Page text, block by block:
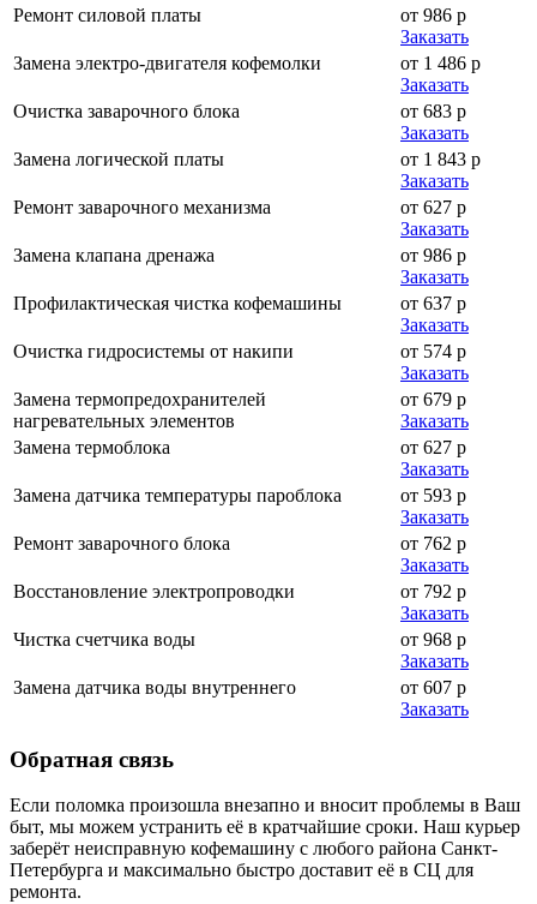
Ремонт силовой платы
от 986 р
Заказать
Замена электро-двигателя кофемолки
от 1 486 р
Заказать
Очистка заварочного блока
от 683 р
Заказать
Замена логической платы
от 1 843 р
Заказать
Ремонт заварочного механизма
от 627 р
Заказать
Замена клапана дренажа
от 986 р
Заказать
Профилактическая чистка кофемашины
от 637 р
Заказать
Очистка гидросистемы от накипи
от 574 р
Заказать
Замена термопредохранителей
нагревательных элементов
от 679 р
Заказать
Замена термоблока
от 627 р
Заказать
Замена датчика температуры пароблока
от 593 р
Заказать
Ремонт заварочного блока
от 762 р
Заказать
Восстановление электропроводки
от 792 р
Заказать
Чистка счетчика воды
от 968 р
Заказать
Замена датчика воды внутреннего
от 607 р
Заказать
Обратная связь
Если поломка произошла внезапно и вносит проблемы в Ваш
быт, мы можем устранить её в кратчайшие сроки. Наш курьер
заберёт неисправную кофемашину с любого района Санкт-
Петербурга и максимально быстро доставит её в СЦ для
ремонта.